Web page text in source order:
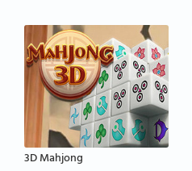
3D Mahjong